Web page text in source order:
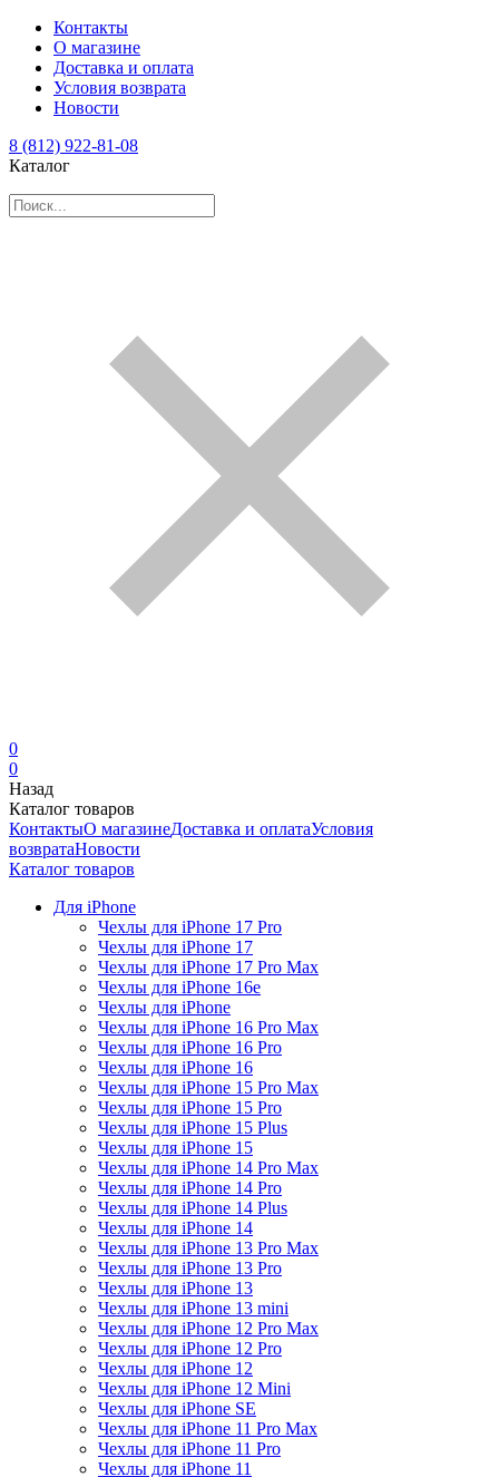
Контакты
О магазине
Доставка и оплата
Условия возврата
Новости
8 (812) 922-81-08
Каталог
0
0
Назад
Каталог товаров
КонтактыО магазинеДоставка и оплатаУсловия
возвратаНовости
Каталог товаров
Для iPhone
Чехлы для iPhone 17 Pro
Чехлы для iPhone 17
Чехлы для iPhone 17 Pro Max
Чехлы для iPhone 16e
Чехлы для iPhone
Чехлы для iPhone 16 Pro Max
Чехлы для iPhone 16 Pro
Чехлы для iPhone 16
Чехлы для iPhone 15 Pro Max
Чехлы для iPhone 15 Pro
Чехлы для iPhone 15 Plus
Чехлы для iPhone 15
Чехлы для iPhone 14 Pro Max
Чехлы для iPhone 14 Pro
Чехлы для iPhone 14 Plus
Чехлы для iPhone 14
Чехлы для iPhone 13 Pro Max
Чехлы для iPhone 13 Pro
Чехлы для iPhone 13
Чехлы для iPhone 13 mini
Чехлы для iPhone 12 Pro Max
Чехлы для iPhone 12 Pro
Чехлы для iPhone 12
Чехлы для iPhone 12 Mini
Чехлы для iPhone SE
Чехлы для iPhone 11 Pro Max
Чехлы для iPhone 11 Pro
Чехлы для iPhone 11